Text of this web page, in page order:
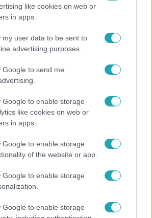
like cookies on web or
in apps.
my user data to be sent to
advertising purposes.
Google to send me
Google to enable storage
like cookies on web or
in apps.
Google to enable storage
of the website or app.
Google to enable storage
Google to enable storage
munka! Balogh Levente
győztesétől